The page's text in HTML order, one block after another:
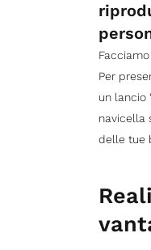
Per
un lancio
navicella
delle tue